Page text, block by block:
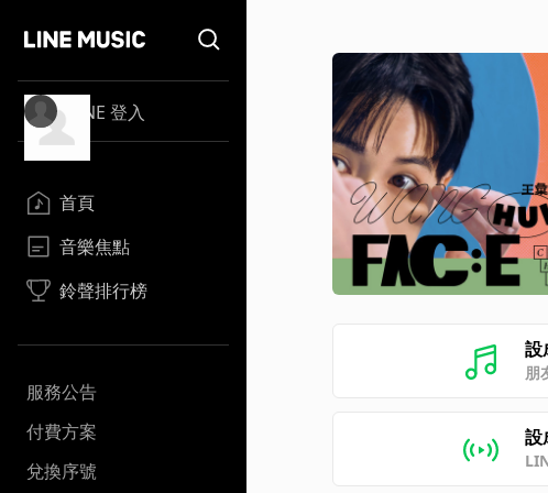
LINE 登入
首頁
音樂焦點
鈴聲排行榜
服務公告
付費方案
兌換序號
設
朋
設